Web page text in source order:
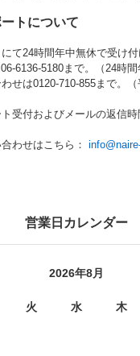
トについて
て24時間年中無休で受け付
6136-5180まで。（24時間
せは0120-710-855まで。
受付およびメールの返信
わせはこちら：
営業日カレンダー
2026年8月
火 水 木